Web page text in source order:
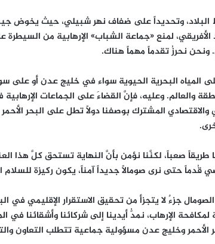
البلاد، وتحديداً على ضفاف نهر شبيلي، حيث يخوض
لمنع «جماعة الشباب» الإرهابية من السيطرة
نحرزُ تقدماً مهماً هناك.
المياه البحرية الحيوية سواء في خليج عدن أو على
والعالم. وعليه، فإنَّ القضاءَ على الجماعات
المشترك بوصفنا دولاً تطل على البحر
طريقاً صعباً، لكنَّنا نؤمن بأنَّ النهاية تستحق كلَّ هذا
قُدماً حتى نرى صومالاً جديداً آمناً، يكون ركيزة للسلام
جزءٌ لا يتجزأ من تحقيق الاستقرار الإقليمي في
الإرهاب، نمدُّ أيدينا إلى شركائنا وأشقائنا في
الأحمر وخليج عدن مسؤولية جماعية تتطلب التعاون